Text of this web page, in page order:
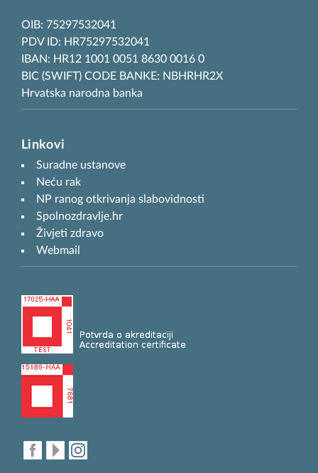
OIB: 75297532041
PDV ID: HR75297532041
IBAN: HR12 1001 0051 8630 0016 0
BIC (SWIFT) CODE BANKE: NBHRHR2X
Hrvatska narodna banka
Linkovi
Suradne ustanove
Neću rak
NP ranog otkrivanja slabovidnosti
Spolnozdravlje.hr
Živjeti zdravo
Webmail